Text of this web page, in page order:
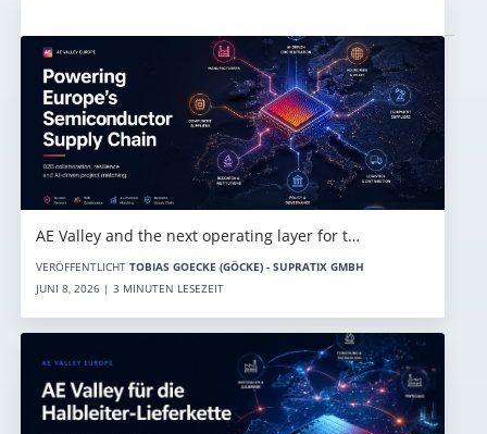
AE Valley and the next operating layer for t…
VERÖFFENTLICHT TOBIAS GOECKE (GÖCKE) - SUPRATIX GMBH
JUNI 8, 2026 | 3 MINUTEN LESEZEIT